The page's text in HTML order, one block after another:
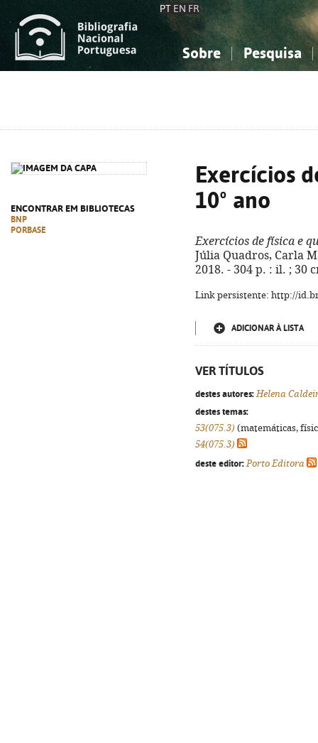
PT EN FR
Sobre Pesquisa
ENCONTRAR EM BIBLIOTECAS
BNP
PORBASE
Exercícios
10º ano
Exercícios de física e
Júlia Quadros, Carla
2018. - 304 p. : il. ; 30
Link persistente: http://
ADICIONAR À LISTA
VER TÍTULOS
destes autores: Helena
destes temas:
53(075.3) (matemáticas,
54(075.3)
deste editor: Porto Editora